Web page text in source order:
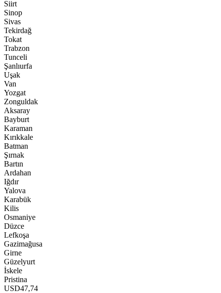
Siirt
Sinop
Sivas
Tekirdağ
Tokat
Trabzon
Tunceli
Şanlıurfa
Uşak
Van
Yozgat
Zonguldak
Aksaray
Bayburt
Karaman
Kırıkkale
Batman
Şırnak
Bartın
Ardahan
Iğdır
Yalova
Karabük
Kilis
Osmaniye
Düzce
Lefkoşa
Gazimağusa
Girne
Güzelyurt
İskele
Pristina
USD47,74